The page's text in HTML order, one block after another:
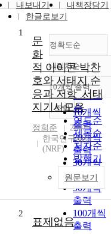
내보내기
내책장담기
한글로보기
정확도순
정확도
순
인기도
순
연도순
제목순
저자순
발행기
내림차순
내림차순
10개씩 출력
10개씩
출력
20개씩
출력
30개씩
출력
50개씩
출력
100개씩
출력
조회
1
문
화
적 아이콘 박찬
호와 서태지 순
응과 저항_서태
지기사모음
정희준
2007
한국연구재단
(NRF)
원문보기
2
표제없음